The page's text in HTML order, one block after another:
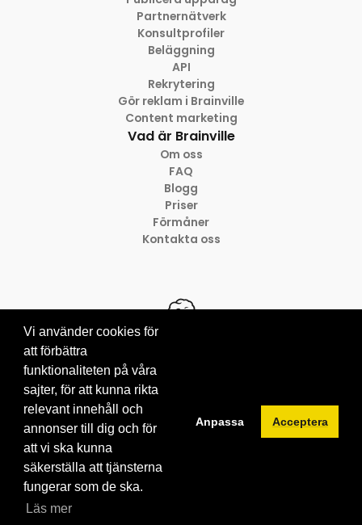
Partnernätverk
Konsultprofiler
Beläggning
API
Rekrytering
Gör reklam i Brainville
Content marketing
Vad är Brainville
Om oss
FAQ
Blogg
Priser
Förmåner
Kontakta oss
© 2012-2026 Brainville AB
Villkor för tjänsten
Cookies
Vi använder cookies för
att förbättra
funktionaliteten på våra
sajter, för att kunna rikta
relevant innehåll och
annonser till dig och för
att vi ska kunna
säkerställa att tjänsterna
fungerar som de ska.
Läs mer
Anpassa Acceptera